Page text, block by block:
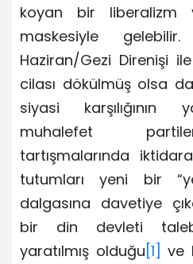
koyan bir liberalizm
maskesiyle
Haziran/Gezi Direnişi
cilası dökülmüş olsa
siyasi karşılığının
muhalefet
tartışmalarında
tutumları yeni bir
dalgasına davetiye
bir din devleti
yaratılmış olduğu [1]
ve